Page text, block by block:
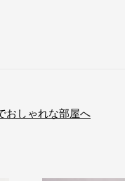
おしゃれな部屋へ